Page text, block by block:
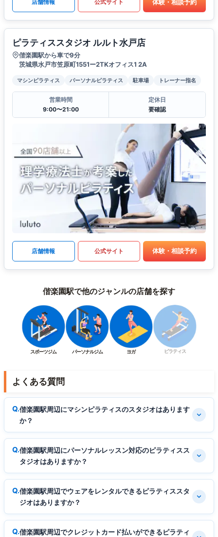
店舗情報 公式サイト 体験・相談予約
ピラティススタジオ ルルト水戸店
偕楽園駅から車で9分
茨城県水戸市笠原町1551ー2TKオフィス1 2A
マシンピラティス パーソナルピラティス 駐車場 トレーナー指名
営業時間
9:00〜21:00
定休日
要確認
店舗情報 公式サイト 体験・相談予約
偕楽園駅で他のジャンルの店舗を探す
スポーツジム パーソナルジム ヨガ ピラティス
よくある質問
偕楽園駅周辺にマシンピラティスのスタジオはあります
か？
偕楽園駅周辺にパーソナルレッスン対応のピラティスス
タジオはありますか？
偕楽園駅周辺でウェアをレンタルできるピラティススタ
ジオはありますか？
偕楽園駅周辺でクレジットカード払いができるピラティ